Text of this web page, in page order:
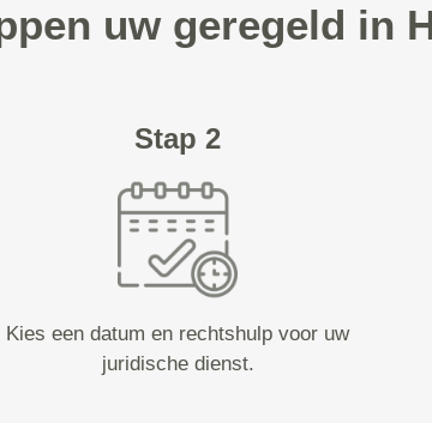
uw geregeld in
Stap 2
Kies een datum en rechtshulp voor uw
juridische dienst.